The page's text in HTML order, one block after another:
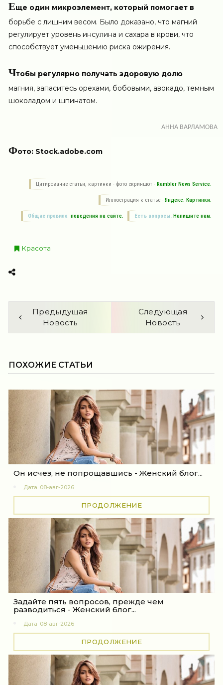
Еще один микроэлемент, который помогает в
борьбе с лишним весом. Было доказано, что магний
регулирует уровень инсулина и сахара в крови, что
способствует уменьшению риска ожирения.
Чтобы регулярно получать здоровую долю
магния, запаситесь орехами, бобовыми, авокадо, темным
шоколадом и шпинатом.
АННА ВАРЛАМОВА
Фото: Stock.adobe.com
Цитирование статьи, картинки - фото скриншот - Rambler News Service.
Иллюстрация к статье - Яндекс. Картинки.
Есть вопросы. Напишите нам.
Общие правила поведения на сайте.
Красота
Предыдущая
Новость
Следующая
Новость
ПОХОЖИЕ СТАТЬИ
Он исчез, не попрощавшись - Женский блог...
Дата 08-авг-2026
ПРОДОЛЖЕНИЕ
Задайте пять вопросов, прежде чем
разводиться - Женский блог...
Дата 08-авг-2026
ПРОДОЛЖЕНИЕ